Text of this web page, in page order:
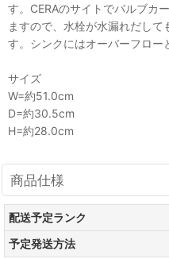
す。CERAのサイトでバルブカ
ますので、水栓が水漏れだし
す。シンクにはオーバーフロー
サイズ
W=約51.0cm
D=約30.5cm
H=約28.0cm
商品仕様
配送予定ランク
予定発送方法